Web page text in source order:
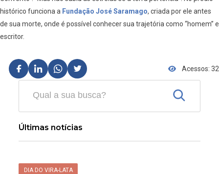
histórico funciona a Fundação José Saramago, criada por ele antes
de sua morte, onde é possível conhecer sua trajetória como “homem” e
escritor.
Acessos: 32
Últimas notícias
DIA DO VIRA-LATA